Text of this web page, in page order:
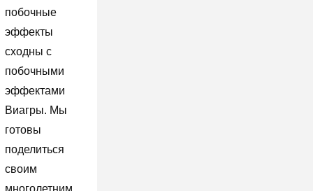
побочные
эффекты
сходны с
побочными
эффектами
Виагры. Мы
готовы
поделиться
своим
многолетним